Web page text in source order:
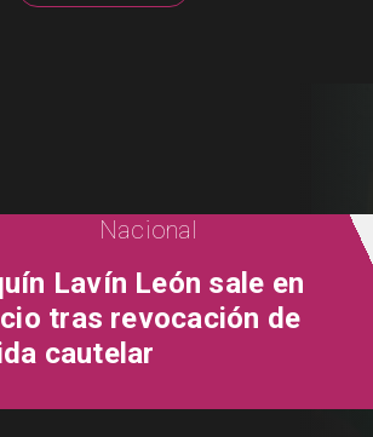
Nacional
Lavín León sale en
tras revocación de
cautelar